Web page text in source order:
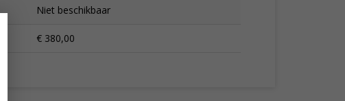
Niet beschikbaar
€ 380,00